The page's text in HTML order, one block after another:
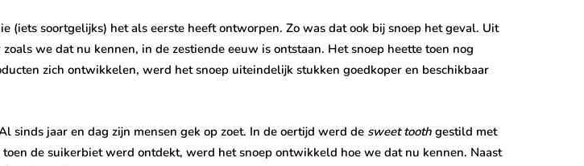
(iets soortgelijks) het als eerste heeft ontworpen. Zo was dat ook bij snoep het geval. Uit
we dat nu kennen, in de zestiende eeuw is ontstaan. Het snoep heette toen nog
zich ontwikkelen, werd het snoep uiteindelijk stukken goedkoper en beschikbaar
sinds jaar en dag zijn mensen gek op zoet. In de oertijd werd de sweet tooth gestild met
de suikerbiet werd ontdekt, werd het snoep ontwikkeld hoe we dat nu kennen. Naast